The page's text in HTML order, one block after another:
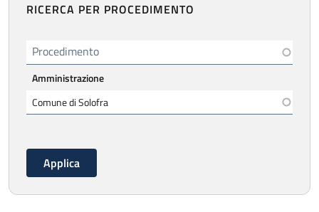
RICERCA PER PROCEDIMENTO
Procedimento
Amministrazione